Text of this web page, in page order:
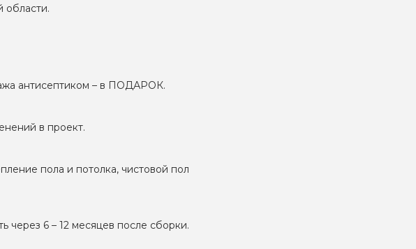
области.
антисептиком – в ПОДАРОК.
в проект.
пола и потолка, чистовой пол
через 6 – 12 месяцев после сборки.